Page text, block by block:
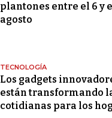
plantones entre el 6 y
agosto
TECNOLOGÍA
Los gadgets
están transformando
cotidianas para los